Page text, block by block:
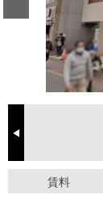
Previous
賃料